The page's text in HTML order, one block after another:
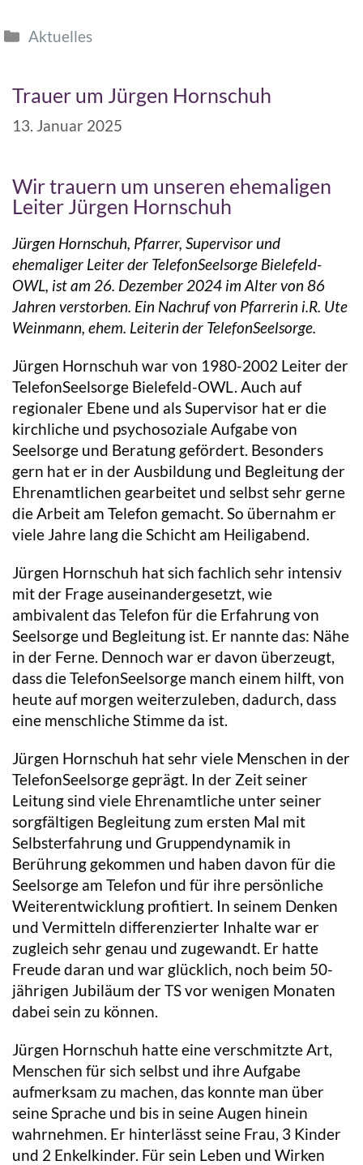
Aktuelles
Trauer um Jürgen Hornschuh
13. Januar 2025
Wir trauern um unseren ehemaligen
Leiter Jürgen Hornschuh
Jürgen Hornschuh, Pfarrer, Supervisor und
ehemaliger Leiter der TelefonSeelsorge Bielefeld-
OWL, ist am 26. Dezember 2024 im Alter von 86
Jahren verstorben. Ein Nachruf von Pfarrerin i.R. Ute
Weinmann, ehem. Leiterin der TelefonSeelsorge.
Jürgen Hornschuh war von 1980-2002 Leiter der
TelefonSeelsorge Bielefeld-OWL. Auch auf
regionaler Ebene und als Supervisor hat er die
kirchliche und psychosoziale Aufgabe von
Seelsorge und Beratung gefördert. Besonders
gern hat er in der Ausbildung und Begleitung der
Ehrenamtlichen gearbeitet und selbst sehr gerne
die Arbeit am Telefon gemacht. So übernahm er
viele Jahre lang die Schicht am Heiligabend.
Jürgen Hornschuh hat sich fachlich sehr intensiv
mit der Frage auseinandergesetzt, wie
ambivalent das Telefon für die Erfahrung von
Seelsorge und Begleitung ist. Er nannte das: Nähe
in der Ferne. Dennoch war er davon überzeugt,
dass die TelefonSeelsorge manch einem hilft, von
heute auf morgen weiterzuleben, dadurch, dass
eine menschliche Stimme da ist.
Jürgen Hornschuh hat sehr viele Menschen in der
TelefonSeelsorge geprägt. In der Zeit seiner
Leitung sind viele Ehrenamtliche unter seiner
sorgfältigen Begleitung zum ersten Mal mit
Selbsterfahrung und Gruppendynamik in
Berührung gekommen und haben davon für die
Seelsorge am Telefon und für ihre persönliche
Weiterentwicklung profitiert. In seinem Denken
und Vermitteln differenzierter Inhalte war er
zugleich sehr genau und zugewandt. Er hatte
Freude daran und war glücklich, noch beim 50-
jährigen Jubiläum der TS vor wenigen Monaten
dabei sein zu können.
Jürgen Hornschuh hatte eine verschmitzte Art,
Menschen für sich selbst und ihre Aufgabe
aufmerksam zu machen, das konnte man über
seine Sprache und bis in seine Augen hinein
wahrnehmen. Er hinterlässt seine Frau, 3 Kinder
und 2 Enkelkinder. Für sein Leben und Wirken